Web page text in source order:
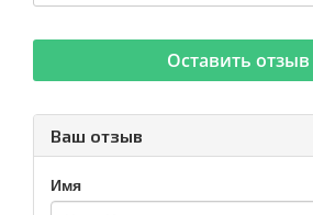
Оставить отзыв
Ваш отзыв
Имя